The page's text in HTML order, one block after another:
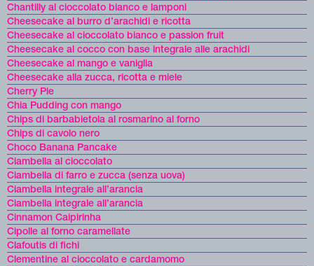
Chantilly al cioccolato bianco e lamponi
Cheesecake al burro d’arachidi e ricotta
Cheesecake al cioccolato bianco e passion fruit
Cheesecake al cocco con base integrale alle arachidi
Cheesecake al mango e vaniglia
Cheesecake alla zucca, ricotta e miele
Cherry Pie
Chia Pudding con mango
Chips di barbabietola al rosmarino al forno
Chips di cavolo nero
Choco Banana Pancake
Ciambella al cioccolato
Ciambella di farro e zucca (senza uova)
Ciambella integrale all’arancia
Ciambella integrale all’arancia
Cinnamon Caipirinha
Cipolle al forno caramellate
Clafoutis di fichi
Clementine al cioccolato e cardamomo